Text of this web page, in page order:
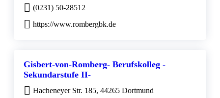
(0231) 50-28512
https://www.rombergbk.de
Gisbert-von-Romberg- Berufskolleg -
Sekundarstufe II-
Hacheneyer Str. 185, 44265 Dortmund